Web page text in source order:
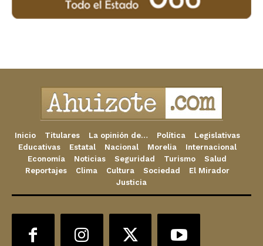
Inicio Titulares La opinión de… Política
Legislativas
Educativas
Estatal Nacional Morelia
Internacional
Economía
Noticias Seguridad Turismo
Salud
Reportajes
Clima Cultura Sociedad
El Mirador
Justicia